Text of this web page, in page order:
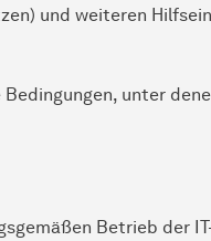
und weiteren
unter
Betrieb der